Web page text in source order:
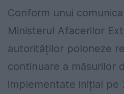
Conform unui
Ministerul Afacerilor
autorităților poloneze
continuare a măsurilor
implementate inițial pe